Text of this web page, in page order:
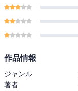
作品情報
ジャンル
著者